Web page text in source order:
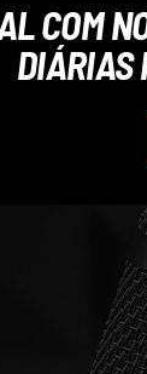
COM
DIÁRIAS